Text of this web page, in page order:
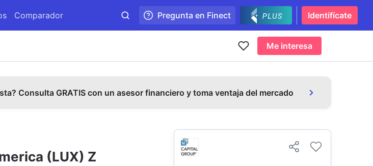
Comparador Pregunta en Finect Identifícate
Me interesa
Consulta GRATIS con un asesor financiero y toma ventaja del mercado
(LUX) Z